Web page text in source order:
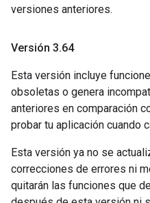
versiones anteriores.
Versión 3.64
Esta versión incluye
obsoletas o genera
anteriores en comparación
probar tu aplicación cuando
Esta versión ya no se
correcciones de errores ni
quitarán las funciones que